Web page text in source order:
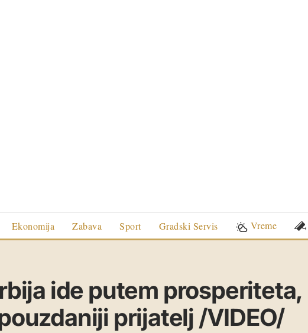
Ekonomija Zabava Sport Gradski Servis Vreme
ide putem prosperiteta,
prijatelj /VIDEO/